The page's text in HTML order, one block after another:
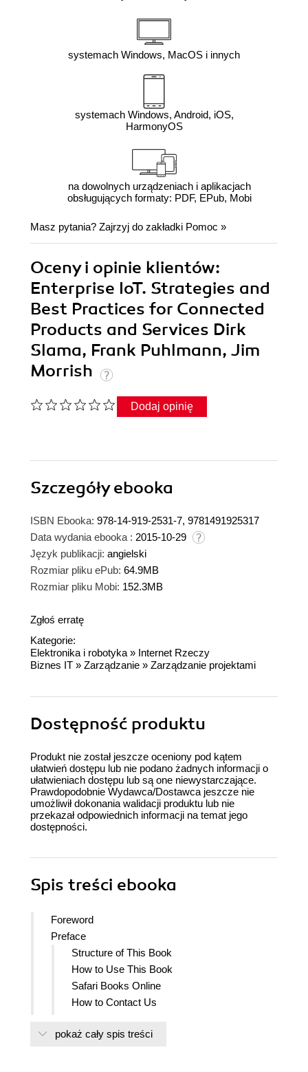
systemach Windows, MacOS i innych
systemach Windows, Android, iOS,
HarmonyOS
na dowolnych urządzeniach i aplikacjach
obsługujących formaty: PDF, EPub, Mobi
Masz pytania? Zajrzyj do zakładki Pomoc »
Oceny i opinie klientów:
Enterprise IoT. Strategies and
Best Practices for Connected
Products and Services Dirk
Slama, Frank Puhlmann, Jim
Morrish
Dodaj opinię
Szczegółyebooka
ISBN Ebooka: 978-14-919-2531-7, 9781491925317
Data wydania ebooka : 2015-10-29
Język publikacji: angielski
Rozmiar pliku ePub: 64.9MB
Rozmiar pliku Mobi: 152.3MB
Zgłoś erratę
Kategorie:
Elektronika i robotyka » Internet Rzeczy
Biznes IT » Zarządzanie » Zarządzanie projektami
Dostępność produktu
Produkt nie został jeszcze oceniony pod kątem
ułatwień dostępu lub nie podano żadnych informacji o
ułatwieniach dostępu lub są one niewystarczające.
Prawdopodobnie Wydawca/Dostawca jeszcze nie
umożliwił dokonania walidacji produktu lub nie
przekazał odpowiednich informacji na temat jego
dostępności.
Spis treści ebooka
Foreword
Preface
Structure of This Book
How to Use This Book
Safari Books Online
How to Contact Us
1. Overture
pokaż cały spis treści